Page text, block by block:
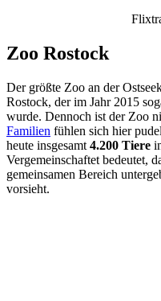
Zoo Rostock
Der größte Zoo an der
Rostock, der im Jahr 2015
wurde. Dennoch ist der Zoo
Familien fühlen sich hier
heute insgesamt 4.200 Tiere
Vergemeinschaftet bedeutet,
gemeinsamen Bereich
vorsieht.